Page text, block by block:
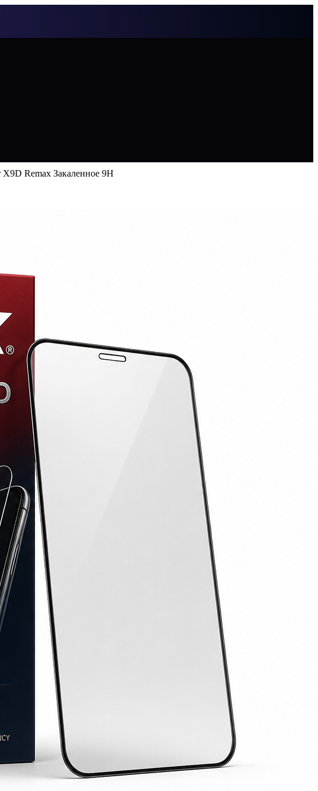
Remax Закаленное 9H